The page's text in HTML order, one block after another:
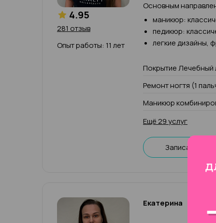
4.95
281 отзыв
Опыт работы: 11 лет
Основным
маникюр:
педикюр:
легкие дизайны,
Покрытие Лечебный
Ремонт ногтя (1
Маникюр
Ещё 29 услуг
Записаться
Екатерина